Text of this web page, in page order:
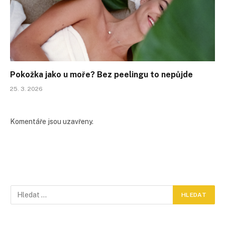
Pokožka jako u moře? Bez peelingu to nepůjde
25. 3. 2026
Komentáře jsou uzavřeny.